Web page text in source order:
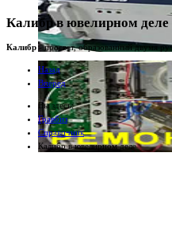
Калибр в ювелирном деле
Калибр- просвет, образованный двумя
Назад
Вперед
Вы здесь:
Гравбиз
Справочник
Калибр в ювелирном деле